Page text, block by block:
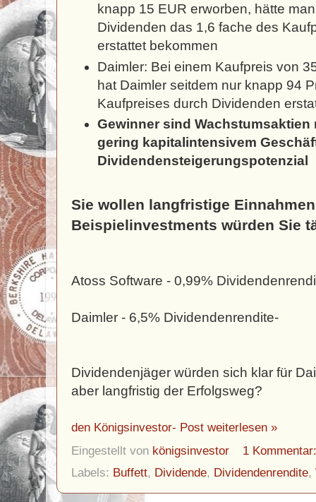
knapp 15 EUR erworben, hätte
Dividenden das 1,6 fache des
erstattet bekommen
Daimler: Bei einem Kaufpreis von
hat Daimler seitdem nur knapp 94
Kaufpreises durch Dividenden
Gewinner sind Wachstumsaktien
gering kapitalintensivem
Dividendensteigerungspotenzial
Sie wollen langfristige
Beispielinvestments würden Sie
Atoss Software - 0,99%
Daimler - 6,5% Dividendenrendite-
Dividendenjäger würden sich klar für
aber langfristig der Erfolgsweg?
den Königsinvestor- Post weiterlesen »
Eingestellt von königsinvestor
1
Labels: Buffett, Dividende, Dividendenrendite,